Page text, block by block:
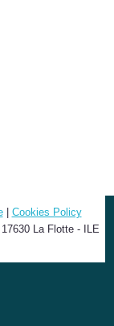
| Cookies Policy
La Flotte - ILE